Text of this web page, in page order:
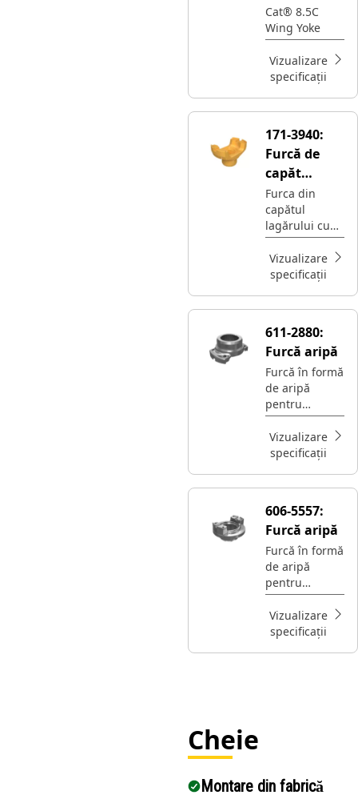
Cat® 8.5C
Wing Yoke
Vizualizare
specificații
171-3940:
Furcă de
capăt
pentru
rulmentul
aripii
arborelui de
transmisie
Furca din
capătul
lagărului cu
aripi al
arborelui
motor din oțel
transferă
transmisie la
punți
Vizualizare
specificații
611-2880:
Furcă aripă
Furcă în formă
de aripă
pentru
utilizarea în
camioanele
articulate cu
basculantă
Vizualizare
specificații
606-5557:
Furcă aripă
Furcă în formă
de aripă
pentru
utilizarea în
camioanele
articulate cu
Vizualizare
specificații
Cheie
Montare din fabrică